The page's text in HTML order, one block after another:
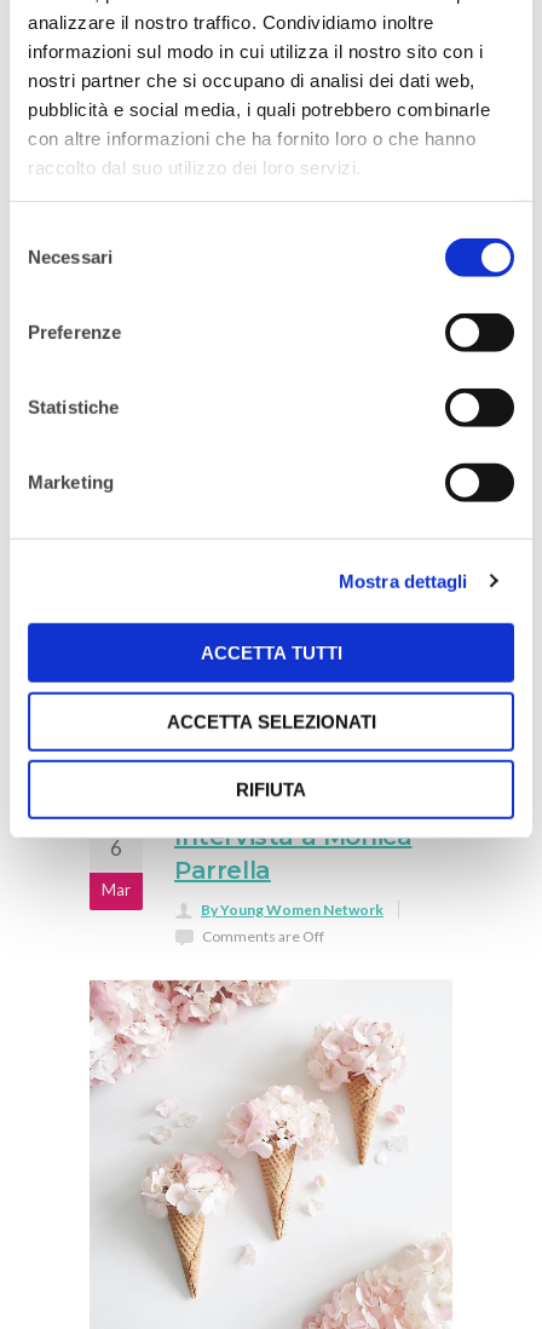
analizzare il nostro traffico. Condividiamo inoltre
informazioni sul modo in cui utilizza il nostro sito con i
nostri partner che si occupano di analisi dei dati web,
pubblicità e social media, i quali potrebbero combinarle
con altre informazioni che ha fornito loro o che hanno
raccolto dal suo utilizzo dei loro servizi.
delNecessari
Preferenze
Statistiche
Marketing
Mostra dettagli
ACCETTA TUTTI
ACCETTA SELEZIONATI
RIFIUTA
By Young Women Network
#YoungWinningNetworker:
6
Mar
Intervista a Monica
Parrella
By Young Women Network
Comments are Off